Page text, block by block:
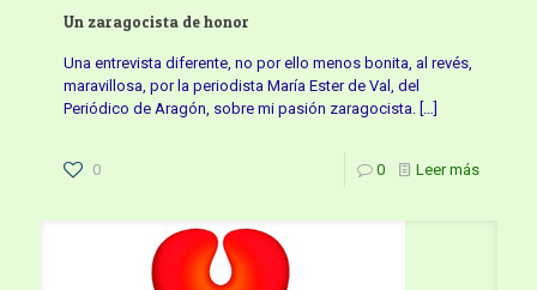
Un zaragocista de honor
Una entrevista diferente, no por ello menos bonita, al revés,
maravillosa, por la periodista María Ester de Val, del
Periódico de Aragón, sobre mi pasión zaragocista. […]
0 0 Leer más